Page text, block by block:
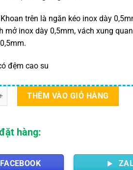
trên là ngăn kéo inox dày
mở inox dày 0,5mm, vách xung
đệm cao su
số lượngTHÊM VÀO GIỎ HÀNG
hàng:
FACEBOOK